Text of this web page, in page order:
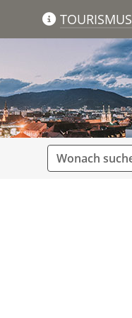
TOURISMUS